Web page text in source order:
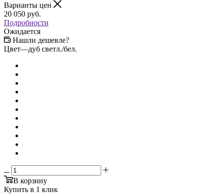
Варианты цен
20 050 руб.
Подробности
Ожидается
Нашли дешевле?
Цвет—дуб светл./бел.
В корзину
Купить в 1 клик